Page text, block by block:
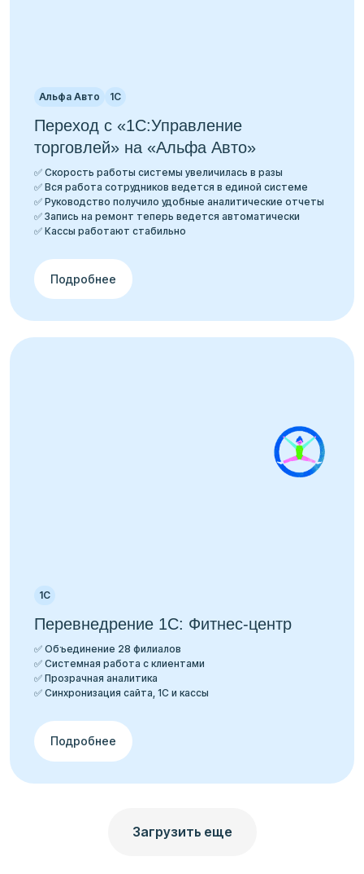
Альфа Авто 1С
Переход с «1С:Управление
торговлей» на «Альфа Авто»
✅ Скорость работы системы увеличилась в разы
✅ Вся работа сотрудников ведется в единой системе
✅ Руководство получило удобные аналитические отчеты
✅ Запись на ремонт теперь ведется автоматически
✅ Кассы работают стабильно
Подробнее
1С
Перевнедрение 1С: Фитнес-центр
✅ Объединение 28 филиалов
✅ Системная работа с клиентами
✅ Прозрачная аналитика
✅ Синхронизация сайта, 1С и кассы
Подробнее
Загрузить еще